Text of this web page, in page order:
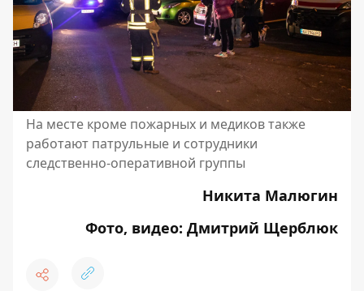
На месте кроме пожарных и медиков также
работают патрульные и сотрудники
следственно-оперативной группы
Никита Малюгин
Фото, видео: Дмитрий Щерблюк